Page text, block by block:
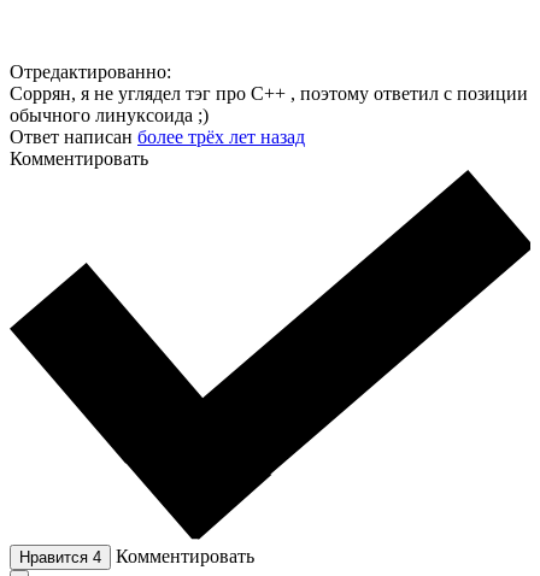
Отредактированно:
Соррян, я не углядел тэг про C++ , поэтому ответил с позиции
обычного линуксоида ;)
Ответ написан более трёх лет назад
Комментировать
Нравится 4 Комментировать